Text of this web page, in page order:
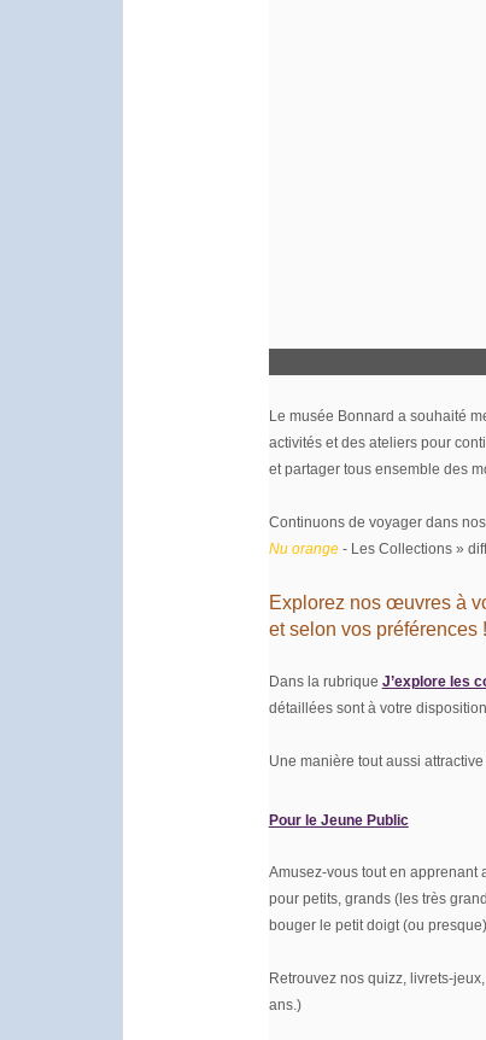
Le musée Bonnard a souhaité
activités et des ateliers pour
etpartager tous ensemble des
Continuons de voyager dans
Nu orange - Les Collections »
Explorez nos œuvres à
et selon vos préférences !
Dans la rubrique J’explore les
détaillées sont à votre
Une manière tout aussi
Pour le Jeune Public
Amusez-vous tout en apprenant
pour petits, grands (les très
bouger le petit doigt (ou
Retrouvez nos quizz, livrets-
ans.)